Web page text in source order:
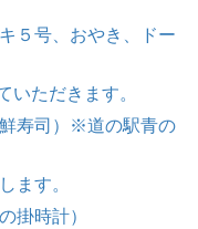
５号、おやき、ドー
ただきます。
寿司）※道の駅青の
ます。
掛時計）